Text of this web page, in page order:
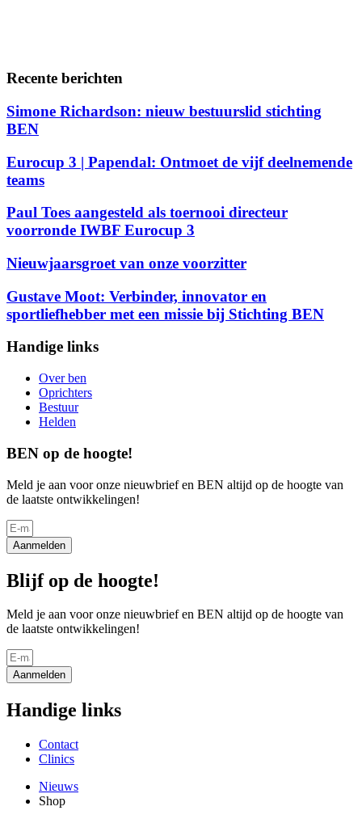
Recente berichten
Simone Richardson: nieuw bestuurslid stichting
BEN
Eurocup 3 | Papendal: Ontmoet de vijf deelnemende
teams
Paul Toes aangesteld als toernooi directeur
voorronde IWBF Eurocup 3
Nieuwjaarsgroet van onze voorzitter
Gustave Moot: Verbinder, innovator en
sportliefhebber met een missie bij Stichting BEN
Handige links
Over ben
Oprichters
Bestuur
Helden
BEN op de hoogte!
Meld je aan voor onze nieuwbrief en BEN altijd op de hoogte van
de laatste ontwikkelingen!
Aanmelden
Blijf op de hoogte!
Meld je aan voor onze nieuwbrief en BEN altijd op de hoogte van
de laatste ontwikkelingen!
Aanmelden
Handige links
Contact
Clinics
Nieuws
Shop